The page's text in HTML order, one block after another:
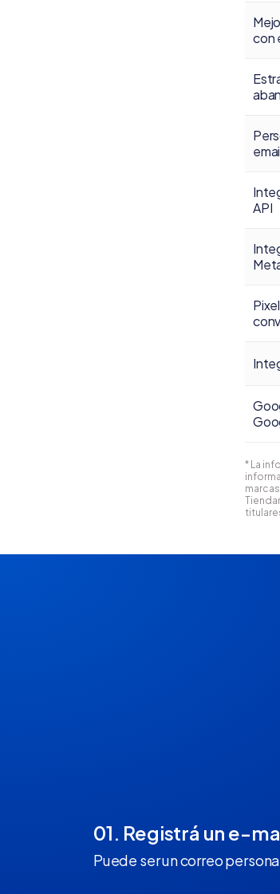
con
API
* La
01. Registrá un e-mail
Puede ser un correo